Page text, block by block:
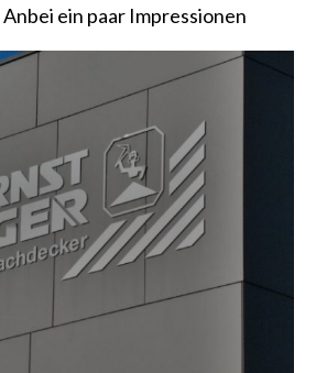
ein paar Impressionen